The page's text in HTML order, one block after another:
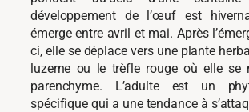
développement de l’œuf est
émerge entre avril et mai. Après
ci, elle se déplace vers une plante
luzerne ou le trèfle rouge où elle se
parenchyme. L’adulte est un
spécifique qui a une tendance à